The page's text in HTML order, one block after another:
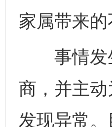
家属带来
事情发生
商，并主
发现异常